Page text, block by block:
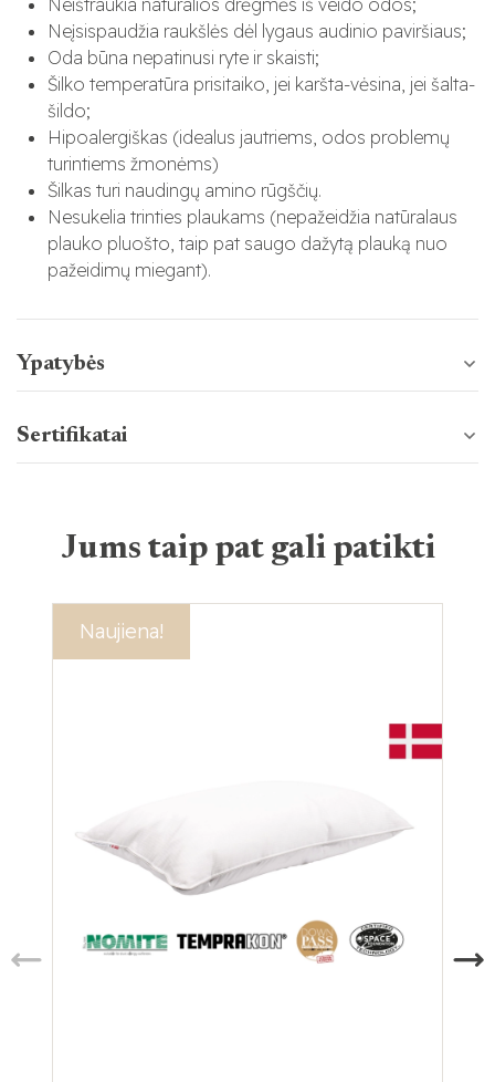
Neįsispaudžia raukšlės dėl lygaus audinio paviršiaus;
Oda būna nepatinusi ryte ir skaisti;
Šilko temperatūra prisitaiko, jei karšta-vėsina, jei šalta-
šildo;
Hipoalergiškas (idealus jautriems, odos problemų
turintiems žmonėms)
Šilkas turi naudingų amino rūgščių.
Nesukelia trinties plaukams (nepažeidžia natūralaus
plauko pluošto, taip pat saugo dažytą plauką nuo
pažeidimų miegant).
Ypatybės
Sertifikatai
Jums taip pat gali patikti
Akcija!
Naujiena!